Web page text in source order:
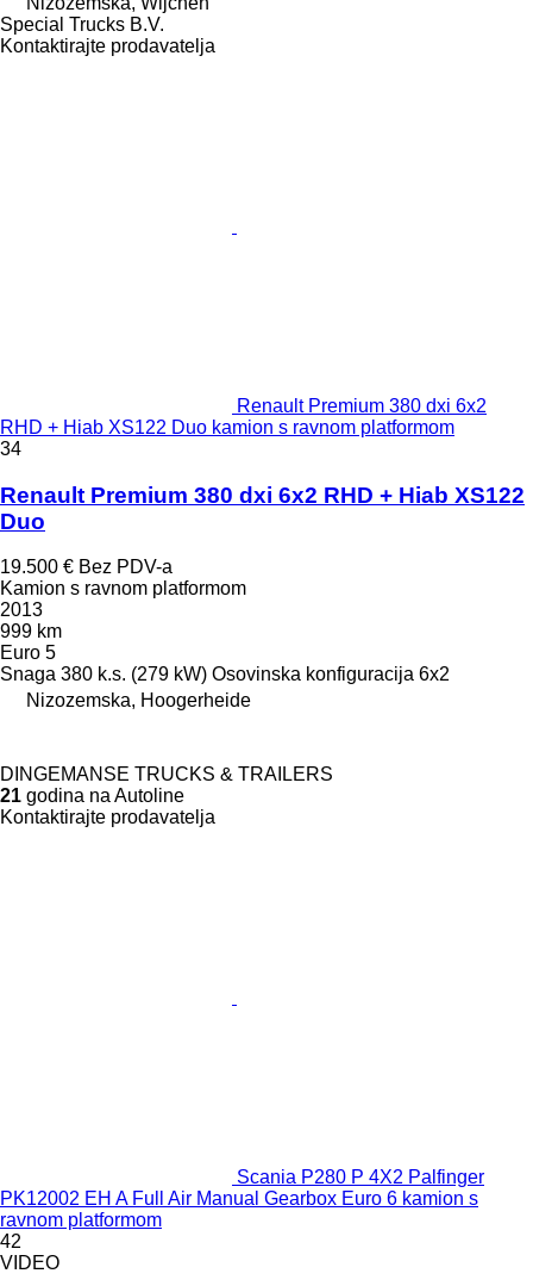
Special Trucks B.V.
Kontaktirajte prodavatelja
Renault Premium 380 dxi 6x2
RHD + Hiab XS122 Duo kamion s ravnom platformom
34
Renault Premium 380 dxi 6x2 RHD + Hiab XS122
Duo
19.500 € Bez PDV-a
Kamion s ravnom platformom
2013
999 km
Euro 5
Snaga 380 k.s. (279 kW) Osovinska konfiguracija 6x2
Nizozemska, Hoogerheide
DINGEMANSE TRUCKS & TRAILERS
21 godina na Autoline
Kontaktirajte prodavatelja
Scania P280 P 4X2 Palfinger
PK12002 EH A Full Air Manual Gearbox Euro 6 kamion s
ravnom platformom
42
VIDEO